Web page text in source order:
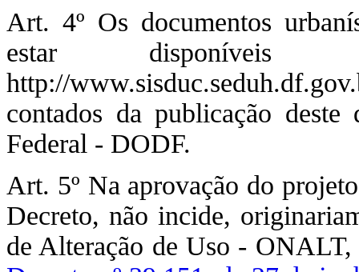
Art. 4º Os documentos
estar disponíveis
http://
contados da publicação
Federal - DODF.
Art. 5º Na aprovação do
Decreto, não incide,
de Alteração de Uso - ONALT,